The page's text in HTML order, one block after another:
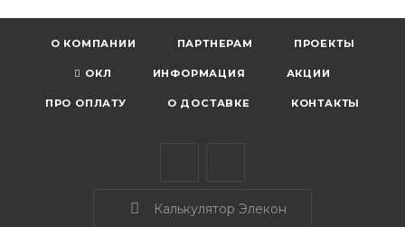
О КОМПАНИИ ПАРТНЕРАМ ПРОЕКТЫ
ОКЛ ИНФОРМАЦИЯ АКЦИИ
ПРО ОПЛАТУ О ДОСТАВКЕ КОНТАКТЫ
Калькулятор Элекон